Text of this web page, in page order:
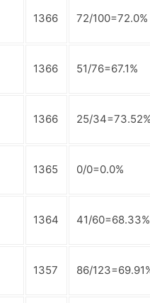
1366 72/100=72.0%
1366 51/76=67.1%
1366 25/
1365 0/0=0.0%
1364 41/60=68.33%
1357 86/